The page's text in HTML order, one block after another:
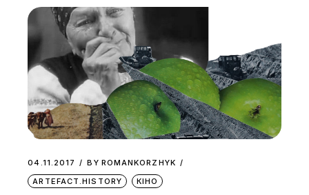
04.11.2017 BY ROMANKORZHYK
ARTEFACT.HISTORY
КІНО